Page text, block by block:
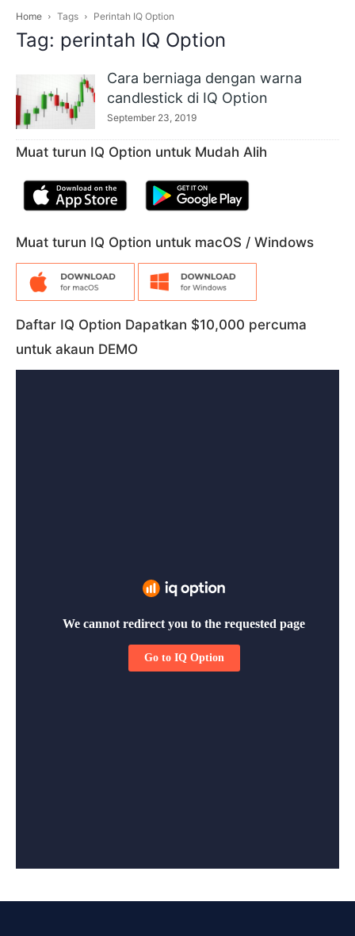
Home Tags Perintah IQ Option
Tag: perintah IQ Option
Cara berniaga dengan warna
candlestick di IQ Option
September 23, 2019
Muat turun IQ Option untuk Mudah Alih
Muat turun IQ Option untuk macOS / Windows
Daftar IQ Option Dapatkan $10,000 percuma
untuk akaun DEMO